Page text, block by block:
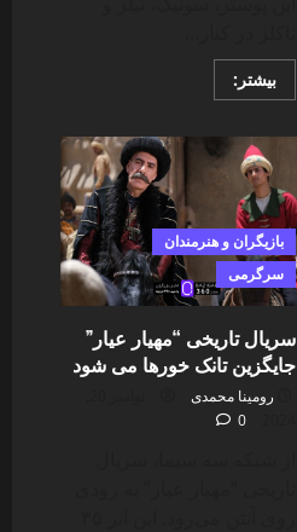
بیشتر:Read
more
دوستانش
رباتنیک
در
برابر
دشمن
جدیدی
بازیگران و هنرمندان
سرگرمی
سریال تاریخی “مهیار عیار”
جایگزین تانک خورها می شود
رومینا محمدی
0